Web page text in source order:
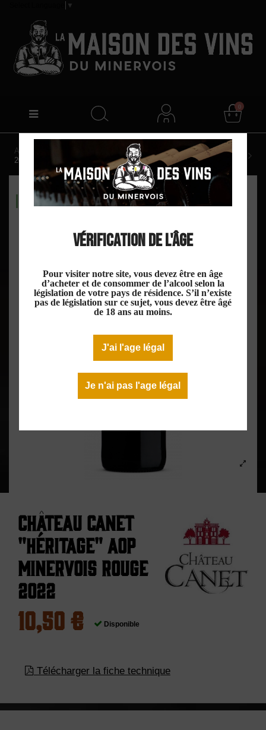
Vérification de l'âge
Pour visiter notre site, vous devez être en âge
d’acheter et de consommer de l’alcool selon la
législation de votre pays de résidence. S’il n’existe
pas de législation sur ce sujet, vous devez être âgé
de 18 ans au moins.
J'ai l'age légal
Je n'ai pas l'age légal
▼
0
Accueil
Château Canet "Héritage" AOP Minervois Rouge
2022
DISPO EN MAGASIN
Château Canet
"Héritage" AOP
Minervois Rouge
2022
10,50 € Disponible
Télécharger la fiche technique